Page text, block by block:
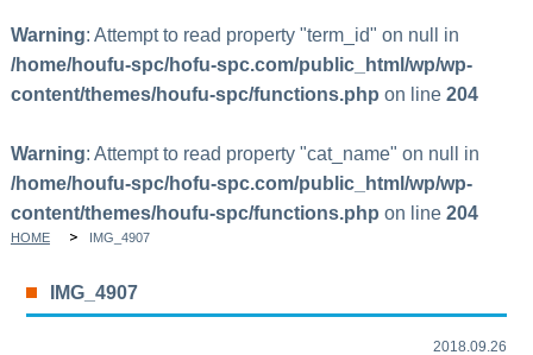
Warning: Attempt to read property "term_id" on null in
/home/houfu-spc/hofu-spc.com/public_html/wp/wp-
content/themes/houfu-spc/functions.php on line 204
Warning: Attempt to read property "cat_name" on null in
/home/houfu-spc/hofu-spc.com/public_html/wp/wp-
content/themes/houfu-spc/functions.php on line 204
HOME IMG_4907
IMG_4907
2018.09.26